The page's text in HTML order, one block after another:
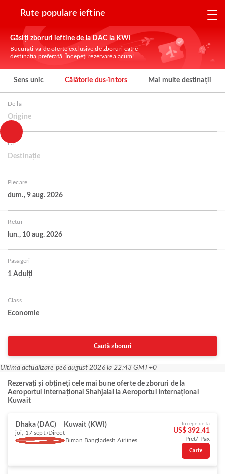
Rute populare ieftine
Găsiți zboruri ieftine de la DAC la KWI
Bucurați-vă de oferte exclusive de zboruri către
destinația preferată. Începeți rezervarea acum!
Sens unic Călătorie dus-întors Mai multe destinații
De la
Origine
La
Destinație
Plecare
dum., 9 aug. 2026
Retur
lun., 10 aug. 2026
Pasageri
1 Adulți
Class
Economie
Caută zboruri
Ultima actualizare pe6 august 2026 la 22:43 GMT+0
Rezervați și obțineți cele mai bune oferte de zboruri de la
Aeroportul Internațional Shahjalal la Aeroportul Internațional
Kuwait
Dhaka (DAC) Kuwait (KWI)
joi, 17 sept. Direct
Biman Bangladesh Airlines
Începe de la
US$ 392.41
Preț/ Pax
Carte